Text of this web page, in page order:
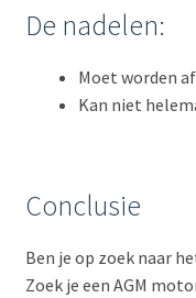
De nadelen:
Moet worden
Kan niet
Conclusie
Ben je op zoek naar
Zoek je een AGM